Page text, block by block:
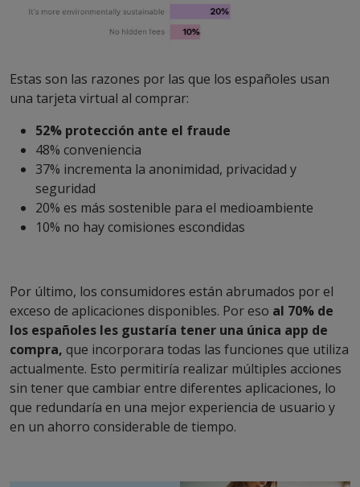
Estas son las razones por las que los españoles usan
una tarjeta virtual al comprar:
52% protección ante el fraude
48% conveniencia
37% incrementa la anonimidad, privacidad y
seguridad
20% es más sostenible para el medioambiente
10% no hay comisiones escondidas
Por último, los consumidores están abrumados por el
exceso de aplicaciones disponibles. Por eso al 70% de
los españoles les gustaría tener una única app de
compra, que incorporara todas las funciones que utiliza
actualmente. Esto permitiría realizar múltiples acciones
sin tener que cambiar entre diferentes aplicaciones, lo
que redundaría en una mejor experiencia de usuario y
en un ahorro considerable de tiempo.